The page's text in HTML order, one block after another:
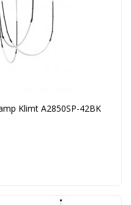
Klimt A2850SP-42BK